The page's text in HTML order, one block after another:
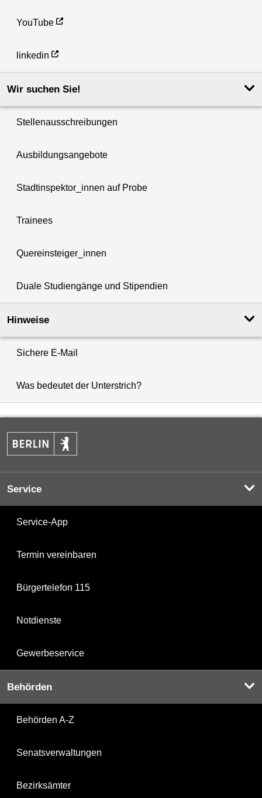
YouTube
linkedin
Wir suchen Sie!
Stellenausschreibungen
Ausbildungsangebote
Stadtinspektor_innen auf Probe
Trainees
Quereinsteiger_innen
Duale Studiengänge und Stipendien
Hinweise
Sichere E-Mail
Was bedeutet der Unterstrich?
Service
Service-App
Termin vereinbaren
Bürgertelefon 115
Notdienste
Gewerbeservice
Behörden
Behörden A-Z
Senatsverwaltungen
Bezirksämter